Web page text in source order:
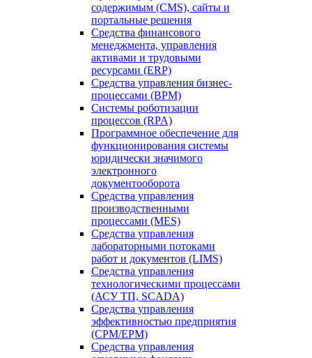
содержимым (CMS), сайты и
портальные решения
Средства финансового
менеджмента, управления
активами и трудовыми
ресурсами (ERP)
Средства управления бизнес-
процессами (BPM)
Системы роботизации
процессов (RPA)
Программное обеспечение для
функционирования системы
юридически значимого
электронного
документооборота
Средства управления
производственными
процессами (MES)
Средства управления
лабораторными потоками
работ и документов (LIMS)
Средства управления
технологическими процессами
(АСУ ТП, SCADA)
Средства управления
эффективностью предприятия
(CPM/EPM)
Средства управления